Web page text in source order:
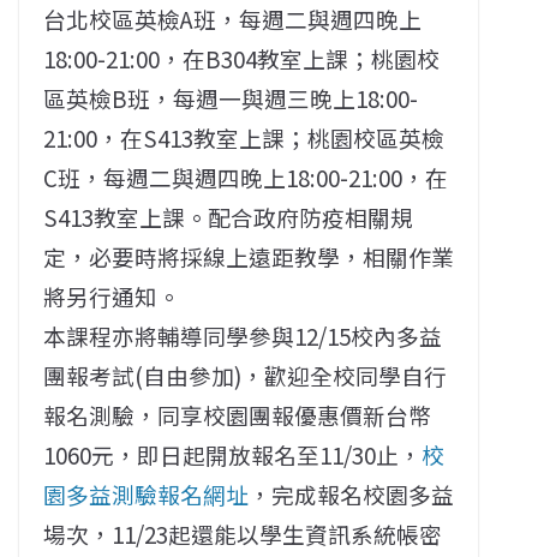
台北校區英檢A班，每週二與週四晚上
18:00-21:00，在B304教室上課；桃園校
區英檢B班，每週一與週三晚上18:00-
21:00，在S413教室上課；桃園校區英檢
C班，每週二與週四晚上18:00-21:00，在
S413教室上課。配合政府防疫相關規
定，必要時將採線上遠距教學，相關作業
將另行通知。
本課程亦將輔導同學參與12/15校內多益
團報考試(自由參加)，歡迎全校同學自行
報名測驗，同享校園團報優惠價新台幣
1060元，即日起開放報名至11/30止， 校
園多益測驗報名網址 ，完成報名校園多益
場次，11/23起還能以學生資訊系統帳密